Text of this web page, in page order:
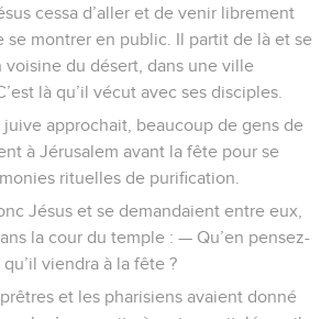
cessa d’aller et de venir librement
se montrer en public. Il partit de là et se
voisine du désert, dans une ville
là qu’il vécut avec ses disciples.
juive approchait, beaucoup de gens de
à Jérusalem avant la fête pour se
rituelles de purification.
Jésus et se demandaient entre eux,
la cour du temple : — Qu’en pensez-
viendra à la fête ?
et les pharisiens avaient donné